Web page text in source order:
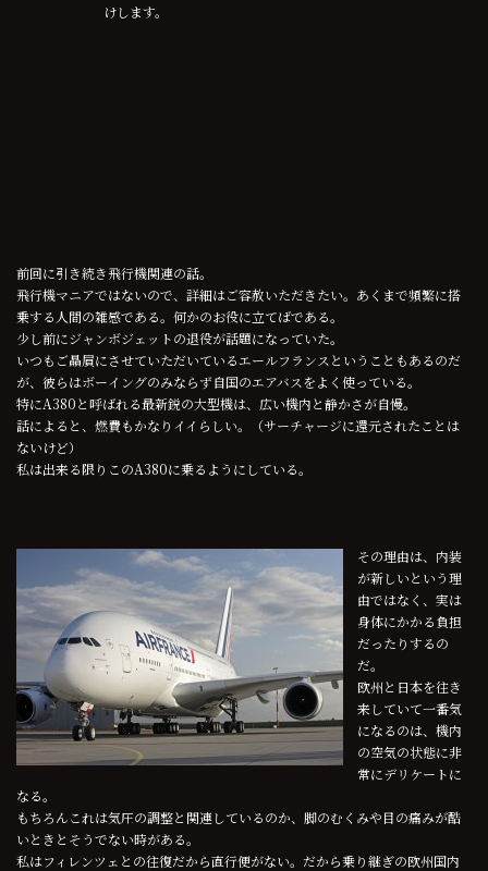
けします。
前回に引き続き飛行機関連の話。
飛行機マニアではないので、詳細はご容赦いただきたい。あくまで頻繁に搭
乗する人間の雑感である。何かのお役に立てばである。
少し前にジャンボジェットの退役が話題になっていた。
いつもご贔屓にさせていただいているエールフランスということもあるのだ
が、彼らはボーイングのみならず自国のエアバスをよく使っている。
特にA380と呼ばれる最新鋭の大型機は、広い機内と静かさが自慢。
話によると、燃費もかなりイイらしい。（サーチャージに還元されたことは
ないけど）
私は出来る限りこのA380に乗るようにしている。
その理由は、内装
が新しいという理
由ではなく、実は
身体にかかる負担
だったりするの
だ。
欧州と日本を往き
来していて一番気
になるのは、機内
の空気の状態に非
常にデリケートに
なる。
もちろんこれは気圧の調整と関連しているのか、脚のむくみや目の痛みが酷
いときとそうでない時がある。
私はフィレンツェとの往復だから直行便がない。だから乗り継ぎの欧州国内